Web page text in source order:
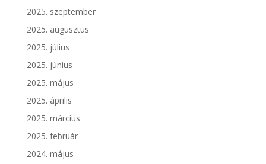
2025. szeptember
2025. augusztus
2025. július
2025. június
2025. május
2025. április
2025. március
2025. február
2024. május